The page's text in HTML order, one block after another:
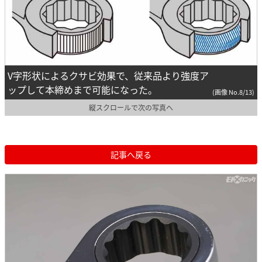
V字形状によるクサビ効果で、従来品より強度ア
ップして本締めまで可能になった。
(画像 No.8/13)
縦スクロールで次の写真へ
記事へ戻る